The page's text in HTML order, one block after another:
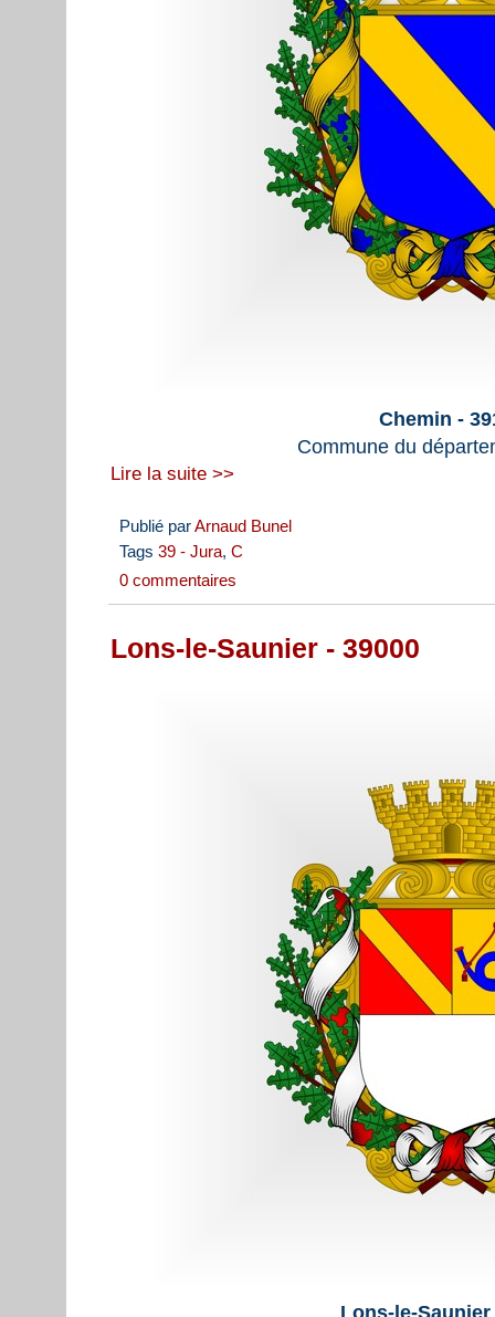
Chemin -
Commune du
Lire la suite >>
Publié parArnaud Bunel
Tags 39 - Jura, C
0 commentaires
Lons-le-Saunier - 39000
Lons-le-Saunier